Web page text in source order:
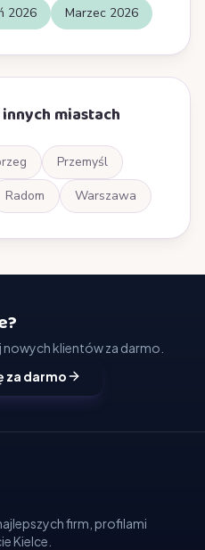
2026 Marzec 2026
miastach
Przemyśl
Radom Warszawa
klientów za darmo.
za darmo
firm, profilami
Kielce.